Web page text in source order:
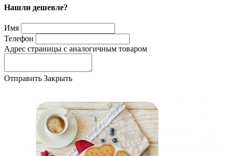
Нашли дешевле?
Имя
Телефон
Адрес страницы с аналогичным товаром
Отправить Закрыть